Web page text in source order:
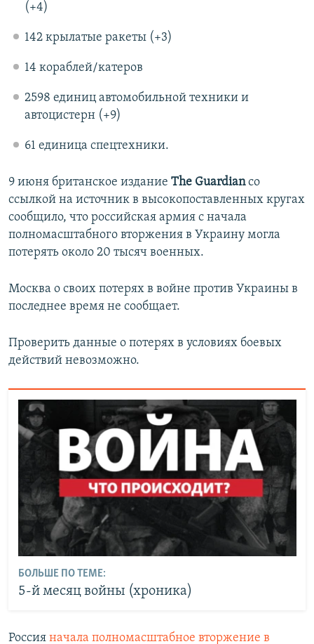
(+4)
142 крылатые ракеты (+3)
14 кораблей/катеров
2598 единиц автомобильной техники и
автоцистерн (+9)
61 единица спецтехники.
9 июня британское издание The Guardianсо
ссылкой на источник в высокопоставленных кругах
сообщило, что российская армия с начала
полномасштабного вторжения в Украину могла
потерять около 20 тысяч военных.
Москва о своих потерях в войне против Украины в
последнее время не сообщает.
Проверить данные о потерях в условиях боевых
действий невозможно.
БОЛЬШЕ ПО ТЕМЕ:
5-й месяц войны (хроника)
Россия начала полномасштабное вторжение в